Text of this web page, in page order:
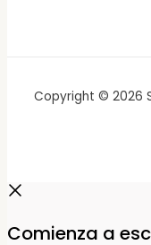
Copyright © 2026
Comienza a